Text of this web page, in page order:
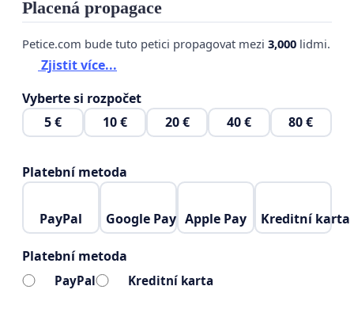
Placená propagace
Petice.com bude tuto petici propagovat mezi 3,000 lidmi.
Zjistit více...
Vyberte si rozpočet
5 €
10 € 20 € 40 € 80 €
Platební metoda
PayPal Google Pay Apple Pay Kreditní karta
Platební metoda
PayPal Kreditní karta